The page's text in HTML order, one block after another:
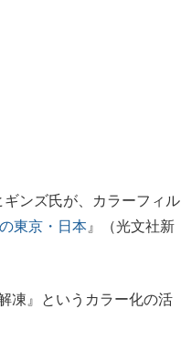
ギンズ氏が、カラーフィル
東京・日本 』（光文社新
凍』というカラー化の活